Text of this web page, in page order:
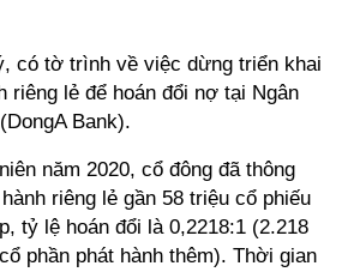
có tờ trình về việc dừng triển khai
riêng lẻ để hoán đổi nợ tại Ngân
DongA Bank).
năm 2020, cổ đông đã thông
riêng lẻ gần 58 triệu cổ phiếu
tỷ lệ hoán đổi là 0,2218:1 (2.218
phần phát hành thêm). Thời gian